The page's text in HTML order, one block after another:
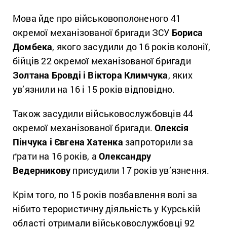
Мова йде про військовополоненого 41
окремої механізованої бригади ЗСУ Бориса
Дoмбека, якого засудили до 16 років колонії,
бійців 22 окремої механізованої бригади
Золтана Бровді і Віктора Климчука, яких
ув’язнили на 16 і 15 років відповідно.
Також засудили військовослужбовців 44
окремої механізованої бригади.Олексія
Пінчука і Євгена Хатенка запроторили за
ґрати на 16 років, аОлександру
Ведерникову присудили 17 років ув’язнення.
Крім того, по 15 років позбавлення волі за
нібито терористичну діяльність у Курській
області отримали військовослужбовці 92